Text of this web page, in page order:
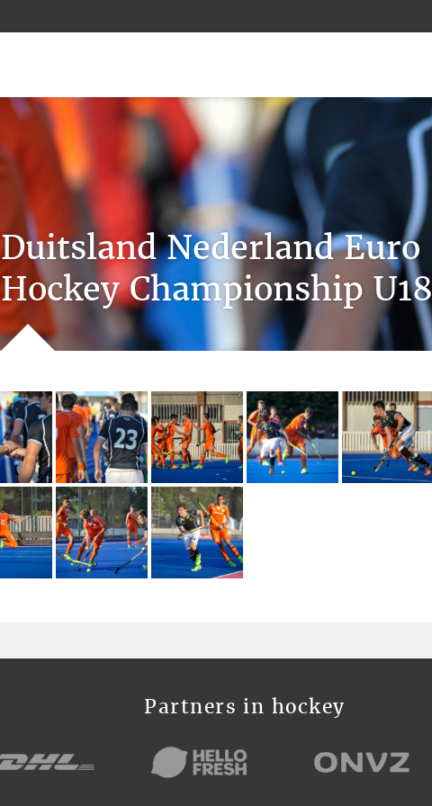
Duitsland Nederland Euro
Hockey Championship U18
Partners in hockey